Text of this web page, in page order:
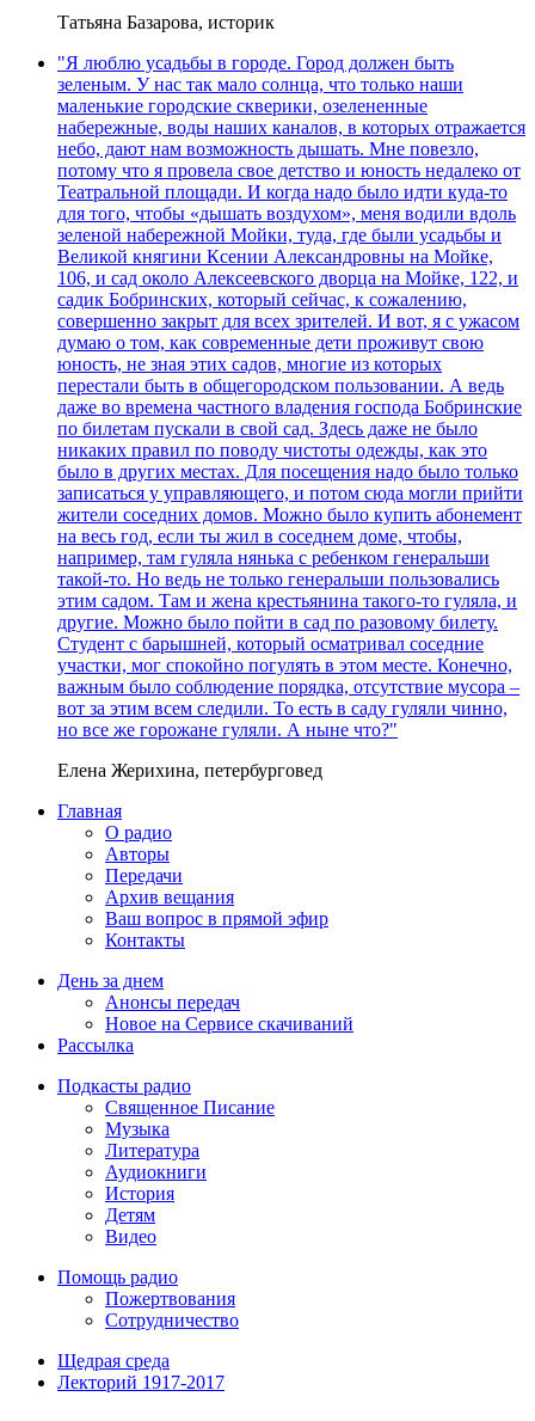
Татьяна Базарова, историк
"Я люблю усадьбы в городе. Город должен быть
зеленым. У нас так мало солнца, что только наши
маленькие городские скверики, озелененные
набережные, воды наших каналов, в которых отражается
небо, дают нам возможность дышать. Мне повезло,
потому что я провела свое детство и юность недалеко от
Театральной площади. И когда надо было идти куда-то
для того, чтобы «дышать воздухом», меня водили вдоль
зеленой набережной Мойки, туда, где были усадьбы и
Великой княгини Ксении Александровны на Мойке,
106, и сад около Алексеевского дворца на Мойке, 122, и
садик Бобринских, который сейчас, к сожалению,
совершенно закрыт для всех зрителей. И вот, я с ужасом
думаю о том, как современные дети проживут свою
юность, не зная этих садов, многие из которых
перестали быть в общегородском пользовании. А ведь
даже во времена частного владения господа Бобринские
по билетам пускали в свой сад. Здесь даже не было
никаких правил по поводу чистоты одежды, как это
было в других местах. Для посещения надо было только
записаться у управляющего, и потом сюда могли прийти
жители соседних домов. Можно было купить абонемент
на весь год, если ты жил в соседнем доме, чтобы,
например, там гуляла нянька с ребенком генеральши
такой-то. Но ведь не только генеральши пользовались
этим садом. Там и жена крестьянина такого-то гуляла, и
другие. Можно было пойти в сад по разовому билету.
Студент с барышней, который осматривал соседние
участки, мог спокойно погулять в этом месте. Конечно,
важным было соблюдение порядка, отсутствие мусора –
вот за этим всем следили. То есть в саду гуляли чинно,
но все же горожане гуляли. А ныне что?"
Елена Жерихина, петербурговед
Главная
О радио
Авторы
Передачи
Архив вещания
Ваш вопрос в прямой эфир
Контакты
День за днем
Анонсы передач
Новое на Сервисе скачиваний
Рассылка
Подкасты радио
Священное Писание
Музыка
Литература
Аудиокниги
История
Детям
Видео
Помощь радио
Пожертвования
Сотрудничество
Щедрая среда
Лекторий 1917-2017